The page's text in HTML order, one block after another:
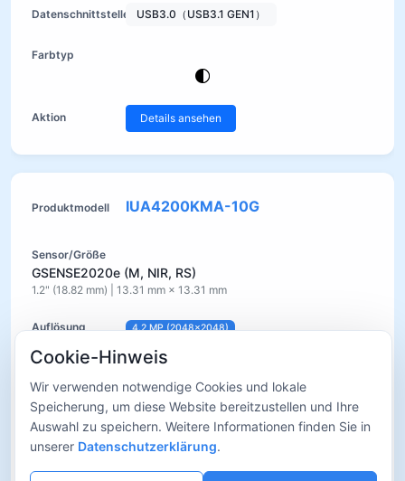
USB3.0（USB3.1 GEN1）
Details ansehen
IUA4200KMA-10G
GSENSE2020e (M, NIR, RS)
1.2" (18.82 mm) | 13.31 mm × 13.31 mm
4.2 MP (2048×2048)
6.5 µm × 6.5 µm
Rolling-Shutter
45 fps @ 2048×2048
45 fps @ 1024×1024
Cookie-Hinweis
Wir verwenden notwendige Cookies und lokale
Speicherung, um diese Website bereitzustellen und Ihre
Auswahl zu speichern. Weitere Informationen finden Sie in
unserer Datenschutzerklärung.